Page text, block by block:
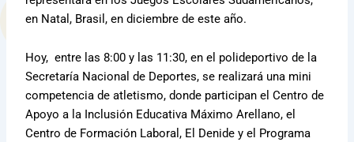
en Natal, Brasil, en diciembre de este año.
Hoy, entre las 8:00 y las 11:30, en el polideportivo de la
Secretaría Nacional de Deportes, se realizará una mini
competencia de atletismo, donde participan el Centro de
Apoyo a la Inclusión Educativa Máximo Arellano, el
Centro de Formación Laboral, El Denide y el Programa